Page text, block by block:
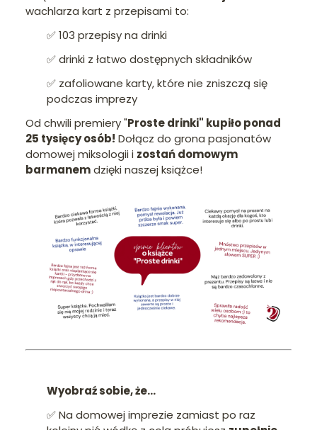
wachlarza kart z przepisami to:
✅ 103 przepisy na drinki
✅ drinki z łatwo dostępnych składników
✅ zafoliowane karty, które nie zniszczą się
podczas imprezy
Od chwili premiery "Proste drinki" kupiło ponad
25 tysięcy osób! Dołącz do grona pasjonatów
domowej miksologii i zostań domowym
barmanemdzięki naszej książce!
Wyobraź sobie, że...
✅ Na domowej imprezie zamiast po raz